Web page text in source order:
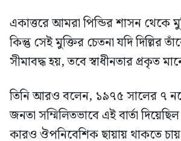
একাত্তরে আমরা পিন্ডির শাসন থেকে
কিন্তু সেই মুক্তির চেতনা যদি দিল্লির
সীমাবদ্ধ হয়, তবে স্বাধীনতার প্রকৃত
তিনি আরও বলেন, ১৯৭৫ সালের ৭
জনতা সম্মিলিতভাবে এই বার্তা
কারও ঔপনিবেশিক ছায়ায় থাকতে